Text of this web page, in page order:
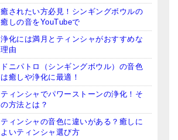
癒されたい方必見！シンギングボウルの
癒しの音をYouTubeで
浄化には満月とティンシャがおすすめな
理由
ドニパトロ（シンギングボウル）の音色
は癒しや浄化に最適！
ティンシャでパワーストーンの浄化！そ
の方法とは？
ティンシャの音色に違いがある？癒しに
よいティンシャ選び方